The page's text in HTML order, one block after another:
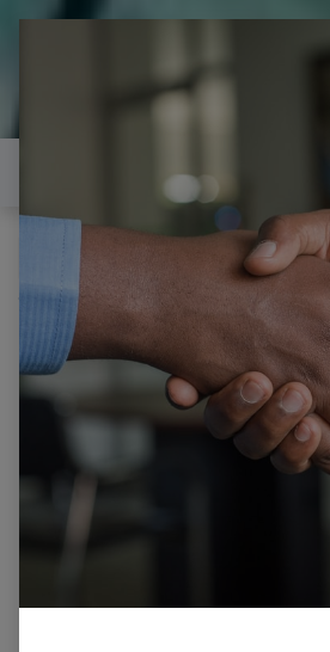
il est
heureux de
Tous les produits SAMSUNG